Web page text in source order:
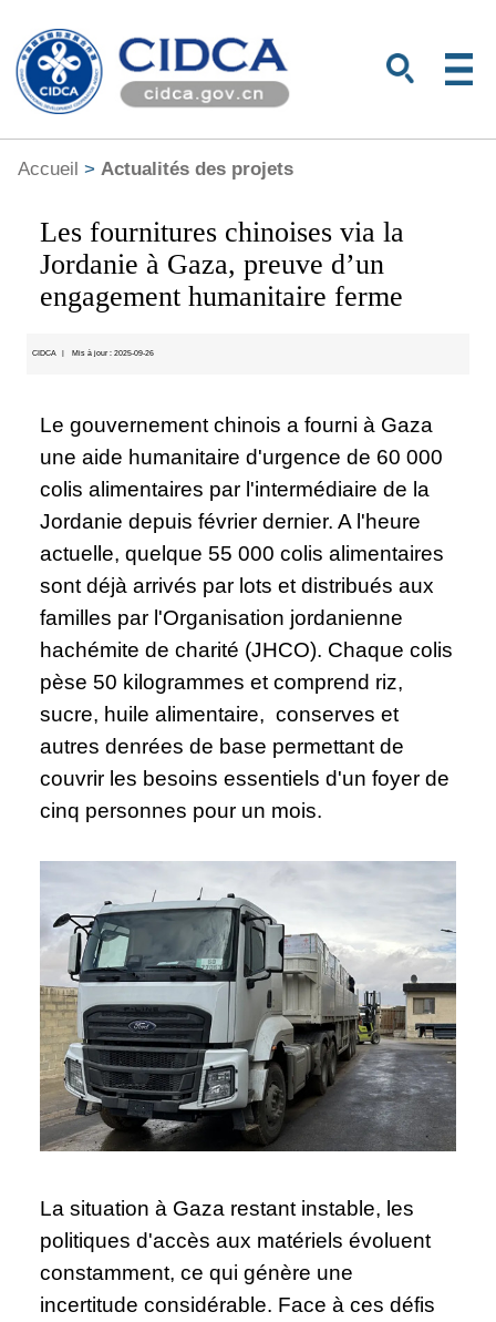
Accueil > Actualités des projets
Les fournitures chinoises via la
Jordanie à Gaza, preuve d’un
engagement humanitaire ferme
CIDCA | Mis à jour : 2025-09-26
Le gouvernement chinois a fourni à Gaza
une aide humanitaire d'urgence de 60 000
colis alimentaires par l'intermédiaire de la
Jordanie depuis février dernier. A l'heure
actuelle, quelque 55 000 colis alimentaires
sont déjà arrivés par lots et distribués aux
familles par l'Organisation jordanienne
hachémite de charité (JHCO). Chaque colis
pèse 50 kilogrammes et comprend riz,
sucre, huile alimentaire, conserves et
autres denrées de base permettant de
couvrir les besoins essentiels d'un foyer de
cinq personnes pour un mois.
La situation à Gaza restant instable, les
politiques d'accès aux matériels évoluent
constamment, ce qui génère une
incertitude considérable. Face à ces défis